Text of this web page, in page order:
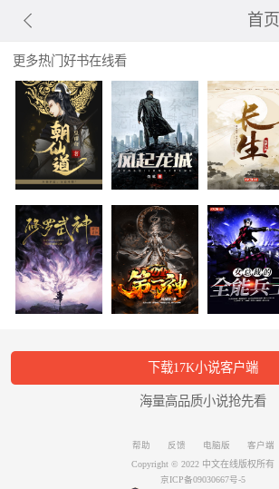
首页
更多热门好书在线看
下载17K小说客户端
海量高品质小说抢先看
帮助 反馈 电脑版
客户端
Copyright © 2022 中文在线版权所有
京ICP备09030667号-5